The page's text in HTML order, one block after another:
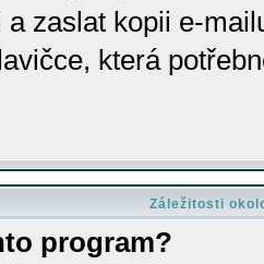
a zaslat kopii e-
která
Záležitosti
program?